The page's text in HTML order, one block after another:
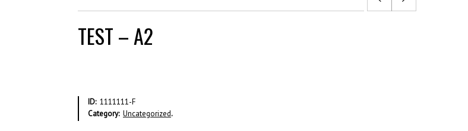
TEST – A2
ID: 1111111-F
Category: Uncategorized.